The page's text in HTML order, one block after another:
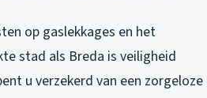
op gaslekkages en het
stad als Breda is veiligheid
u verzekerd van een zorgeloze